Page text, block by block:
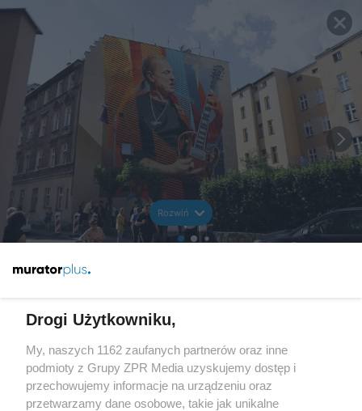
Rozwiń
Drogi Użytkowniku,
My, naszych 1162 zaufanych partnerów oraz inne
podmioty z Grupy ZPR Media uzyskujemy dostęp i
przechowujemy informacje na urządzeniu oraz
przetwarzamy dane osobowe, takie jak unikalne